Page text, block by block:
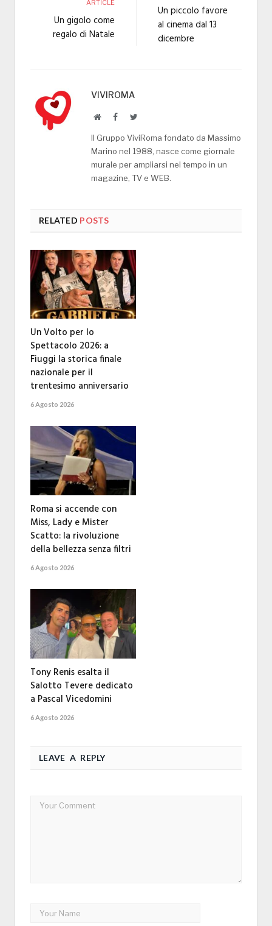
ARTICLE
Un gigolo come
regalo di Natale
Un piccolo favore
al cinema dal 13
dicembre
VIVIROMA
WebsiteFacebookTwitter
Il Gruppo ViviRoma fondato da Massimo
Marino nel 1988, nasce come giornale
murale per ampliarsi nel tempo in un
magazine, TV e WEB.
RELATED POSTS
Un Volto per lo
Spettacolo 2026: a
Fiuggi la storica finale
nazionale per il
trentesimo anniversario
6 Agosto 2026
Roma si accende con
Miss, Lady e Mister
Scatto: la rivoluzione
della bellezza senza filtri
6 Agosto 2026
Tony Renis esalta il
Salotto Tevere dedicato
a Pascal Vicedomini
6 Agosto 2026
LEAVE A REPLY